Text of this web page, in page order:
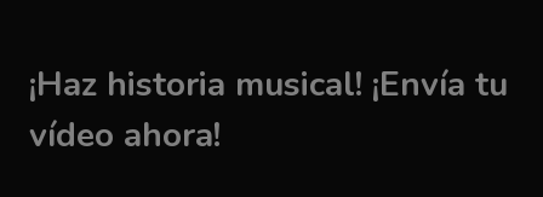
¡Haz historia musical! ¡Envía tu
vídeo ahora!